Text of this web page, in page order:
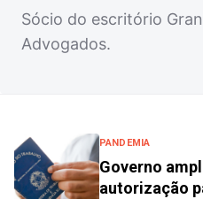
Sócio do escritório
Advogados.
PANDEMIA
Governo
autorização